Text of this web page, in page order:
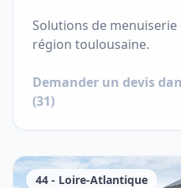
Solutions de
région toulousaine.
Demander un devis
(31)
44 - Loire-Atlantique